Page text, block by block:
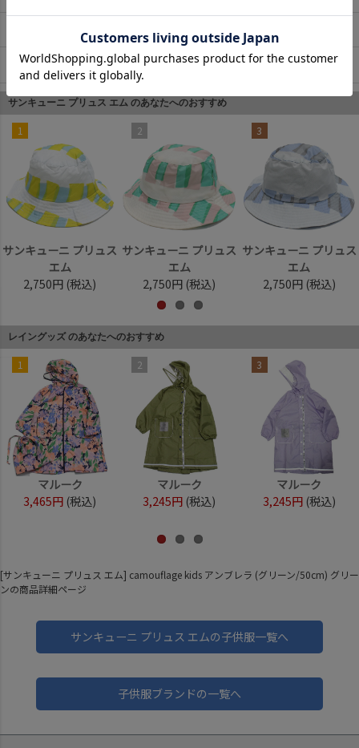
お取寄せについて
商品についてのお問い合わせ
サンキューニ プリュス エム のあなたへのおすすめ
1
サンキューニ プリュス
エム
2,750円 (税込)
2
サンキューニ プリュス
エム
2,750円 (税込)
3
サンキューニ プリュス
エム
2,750円 (税込)
レイングッズ のあなたへのおすすめ
1
マルーク
3,465円 (税込)
2
マルーク
3,245円 (税込)
3
マルーク
3,245円 (税込)
[サンキューニ プリュス エム] camouflage kids アンブレラ (グリーン/50cm) グリー
ンの商品詳細ページ
サンキューニ プリュス エムの子供服一覧へ
子供服ブランドの一覧へ